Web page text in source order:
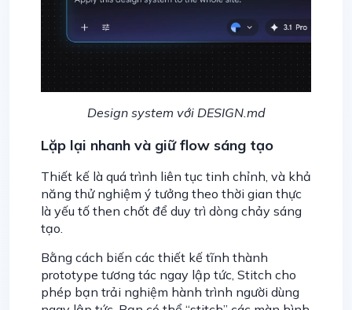
Design system với DESIGN.md
Lặp lại nhanh và giữ flow sáng tạo
Thiết kế là quá trình liên tục tinh chỉnh, và khả
năng thử nghiệm ý tưởng theo thời gian thực
là yếu tố then chốt để duy trì dòng chảy sáng
tạo.
Bằng cách biến các thiết kế tĩnh thành
prototype tương tác ngay lập tức, Stitch cho
phép bạn trải nghiệm hành trình người dùng